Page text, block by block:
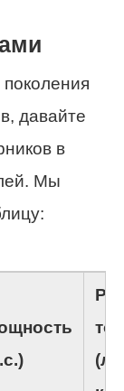
давайте
в
Мы
(л/